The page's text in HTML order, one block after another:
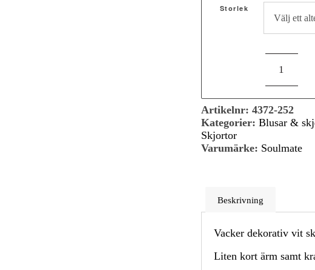
Storlek
Artikelnr: 4372-252
Kategorier: Blusar &
Skjortor
Varumärke: Soulmate
Beskrivning
Vacker dekorativ vit
Liten kort ärm samt